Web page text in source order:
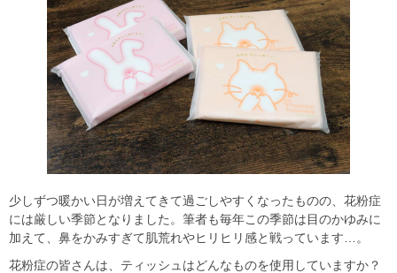
少しずつ暖かい日が増えてきて過ごしやすくなったものの、花粉症
には厳しい季節となりました。筆者も毎年この季節は目のかゆみに
加えて、鼻をかみすぎて肌荒れやヒリヒリ感と戦っています…。
花粉症の皆さんは、ティッシュはどんなものを使用していますか？